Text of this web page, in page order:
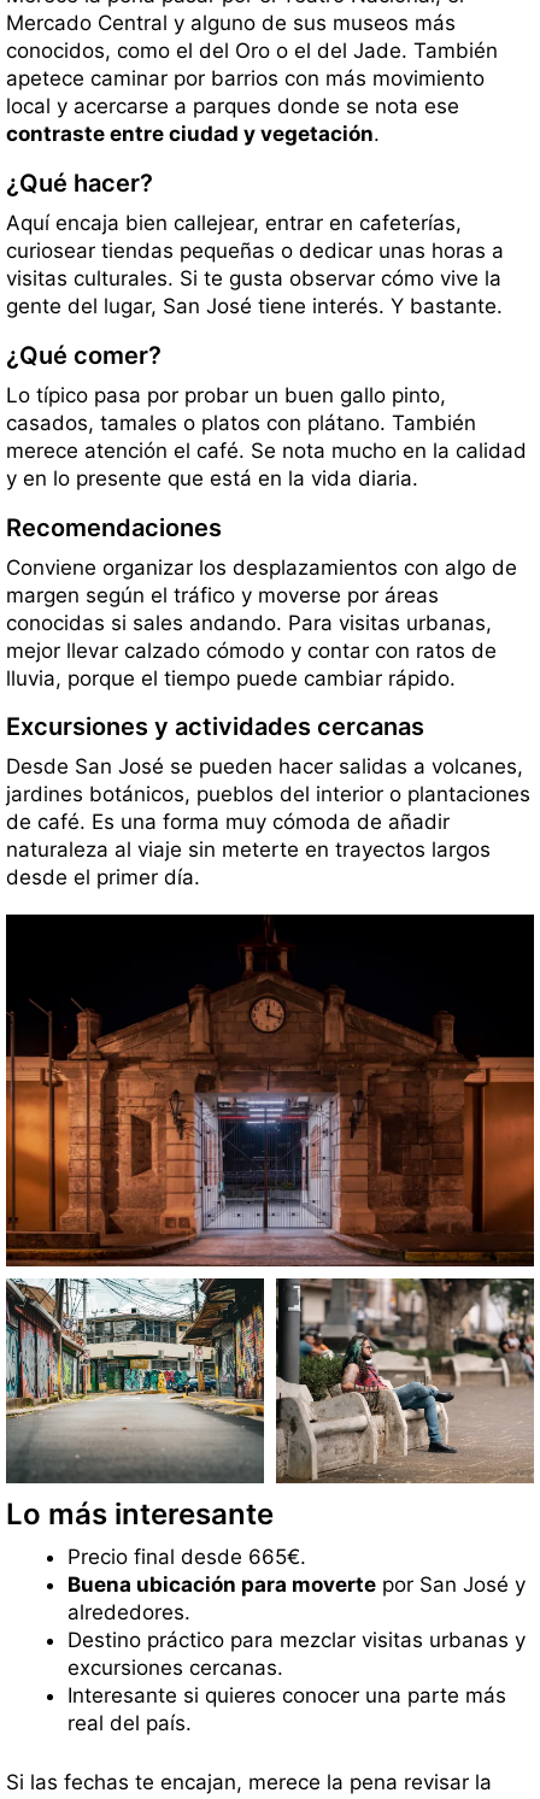
Mercado Central y alguno de sus museos más
conocidos, como el del Oro o el del Jade. También
apetece caminar por barrios con más movimiento
local y acercarse a parques donde se nota ese
contraste entre ciudad y vegetación.
¿Qué hacer?
Aquí encaja bien callejear, entrar en cafeterías,
curiosear tiendas pequeñas o dedicar unas horas a
visitas culturales. Si te gusta observar cómo vive la
gente del lugar, San José tiene interés. Y bastante.
¿Qué comer?
Lo típico pasa por probar un buen gallo pinto,
casados, tamales o platos con plátano. También
merece atención el café. Se nota mucho en la calidad
y en lo presente que está en la vida diaria.
Recomendaciones
Conviene organizar los desplazamientos con algo de
margen según el tráfico y moverse por áreas
conocidas si sales andando. Para visitas urbanas,
mejor llevar calzado cómodo y contar con ratos de
lluvia, porque el tiempo puede cambiar rápido.
Excursiones y actividades cercanas
Desde San José se pueden hacer salidas a volcanes,
jardines botánicos, pueblos del interior o plantaciones
de café. Es una forma muy cómoda de añadir
naturaleza al viaje sin meterte en trayectos largos
desde el primer día.
Lo más interesante
Precio final desde 665€.
Buena ubicación para moverte por San José y
alrededores.
Destino práctico para mezclar visitas urbanas y
excursiones cercanas.
Interesante si quieres conocer una parte más
real del país.
Si las fechas te encajan, merece la pena revisar la